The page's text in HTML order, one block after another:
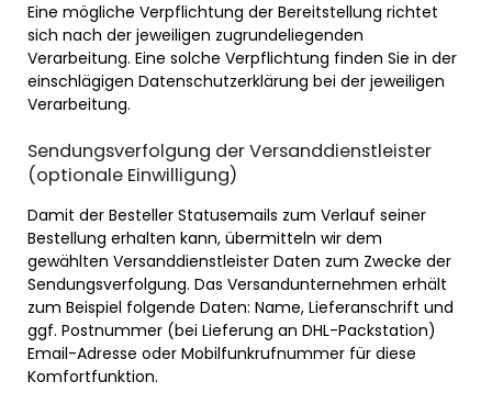
Eine mögliche Verpflichtung der Bereitstellung richtet
sich nach der jeweiligen zugrundeliegenden
Verarbeitung. Eine solche Verpflichtung finden Sie in der
einschlägigen Datenschutzerklärung bei der jeweiligen
Verarbeitung.
Sendungsverfolgung der Versanddienstleister
(optionale Einwilligung)
Damit der Besteller Statusemails zum Verlauf seiner
Bestellung erhalten kann, übermitteln wir dem
gewählten Versanddienstleister Daten zum Zwecke der
Sendungsverfolgung. Das Versandunternehmen erhält
zum Beispiel folgende Daten: Name, Lieferanschrift und
ggf. Postnummer (bei Lieferung an DHL-Packstation)
Email-Adresse oder Mobilfunkrufnummer für diese
Komfortfunktion.